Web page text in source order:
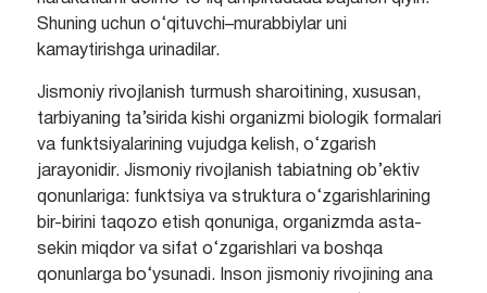
Shuning uchun o‘qituvchi–murabbiylar uni
kamaytirishga urinadilar.
Jismoniy rivojlanish turmush sharoitining, xususan,
tarbiyaning ta’sirida kishi organizmi biologik formalari
va funktsiyalarining vujudga kelish, o‘zgarish
jarayonidir. Jismoniy rivojlanish tabiatning ob’ektiv
qonunlariga: funktsiya va struktura o‘zgarishlarining
bir-birini taqozo etish qonuniga, organizmda asta-
sekin miqdor va sifat o‘zgarishlari va boshqa
qonunlarga bo‘ysunadi. Inson jismoniy rivojining ana